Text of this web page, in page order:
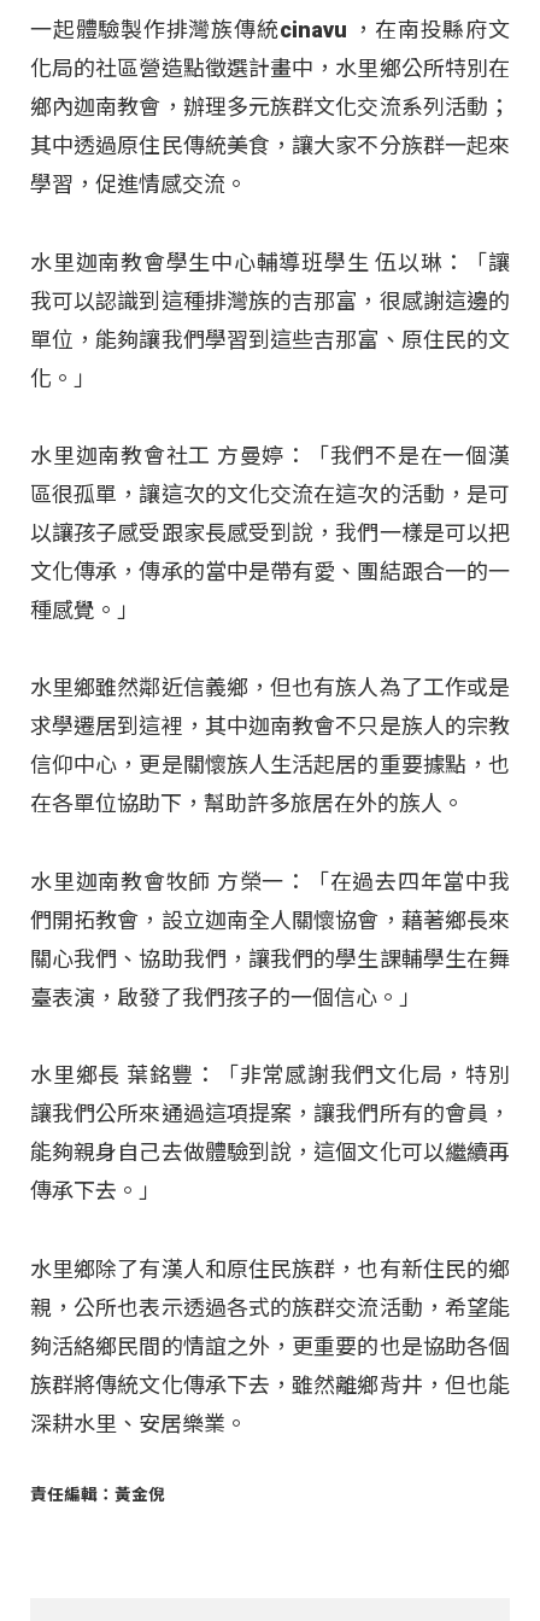
一起體驗製作排灣族傳統cinavu ，在南投縣府文
化局的社區營造點徵選計畫中，水里鄉公所特別在
鄉內迦南教會，辦理多元族群文化交流系列活動；
其中透過原住民傳統美食，讓大家不分族群一起來
學習，促進情感交流。
水里迦南教會學生中心輔導班學生 伍以琳：「讓
我可以認識到這種排灣族的吉那富，很感謝這邊的
單位，能夠讓我們學習到這些吉那富、原住民的文
化。」
水里迦南教會社工 方曼婷：「我們不是在一個漢
區很孤單，讓這次的文化交流在這次的活動，是可
以讓孩子感受跟家長感受到說，我們一樣是可以把
文化傳承，傳承的當中是帶有愛、團結跟合一的一
種感覺。」
水里鄉雖然鄰近信義鄉，但也有族人為了工作或是
求學遷居到這裡，其中迦南教會不只是族人的宗教
信仰中心，更是關懷族人生活起居的重要據點，也
在各單位協助下，幫助許多旅居在外的族人。
水里迦南教會牧師 方榮一：「在過去四年當中我
們開拓教會，設立迦南全人關懷協會，藉著鄉長來
關心我們、協助我們，讓我們的學生課輔學生在舞
臺表演，啟發了我們孩子的一個信心。」
水里鄉長 葉銘豐：「非常感謝我們文化局，特別
讓我們公所來通過這項提案，讓我們所有的會員，
能夠親身自己去做體驗到說，這個文化可以繼續再
傳承下去。」
水里鄉除了有漢人和原住民族群，也有新住民的鄉
親，公所也表示透過各式的族群交流活動，希望能
夠活絡鄉民間的情誼之外，更重要的也是協助各個
族群將傳統文化傳承下去，雖然離鄉背井，但也能
深耕水里、安居樂業。
責任編輯：黃金倪